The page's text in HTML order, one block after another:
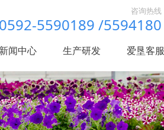
咨询热线
5590189 /5594180
闻中心 生产研发 爱垦客服